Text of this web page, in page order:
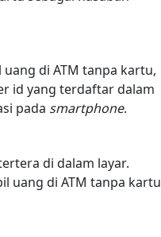
di ATM tanpa kartu,
id yang terdaftar dalam
pada smartphone.
di dalam layar.
uang di ATM tanpa kartu